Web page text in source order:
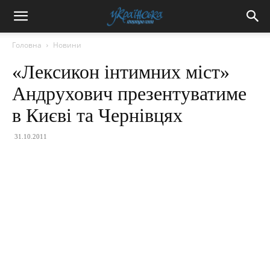
Головна Новини
«Лексикон інтимних міст»
Андрухович презентуватиме
в Києві та Чернівцях
31.10.2011